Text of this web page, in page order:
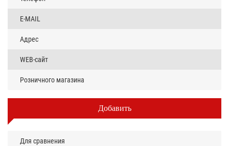
E-MAIL
Адрес
WEB-сайт
Розничного магазина
Добавить
Для сравнения